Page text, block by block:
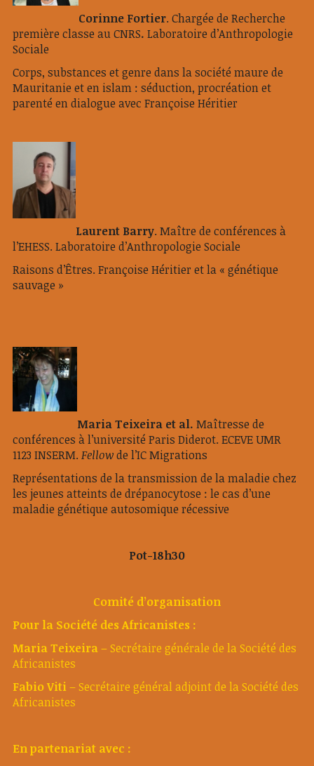
Corinne Fortier. Chargée de Recherche
première classe au CNRS. Laboratoire d’Anthropologie
Sociale
Corps, substances et genre dans la société maure de
Mauritanie et en islam : séduction, procréation et
parenté en dialogue avec Françoise Héritier
Laurent Barry. Maître de conférences à
l’EHESS. Laboratoire d’Anthropologie Sociale
Raisons d’Êtres. Françoise Héritier et la « génétique
sauvage »
Maria Teixeira et al. Maîtresse de
conférences à l’université Paris Diderot. ECEVE UMR
1123 INSERM. Fellowde l’IC Migrations
Représentations de la transmission de la maladie chez
les jeunes atteints de drépanocytose : le cas d’une
maladie génétique autosomique récessive
Pot-18h30
Comité d’organisation
Pour la Société des Africanistes :
Maria Teixeira– Secrétaire générale de la Société des
Africanistes
Fabio Viti– Secrétaire général adjoint de la Société des
Africanistes
En partenariat avec :